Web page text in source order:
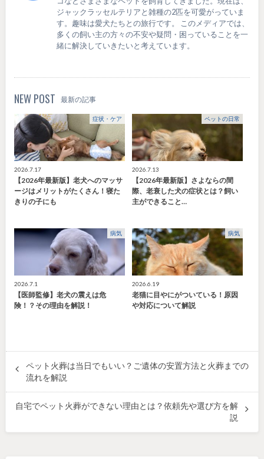
ジャックラッセルテリアと雑種の2匹を可愛がっていま
す。趣味は愛犬たちとの旅行です。 このメディアでは、
多くの飼い主の方々の不安や疑問・困っていることを一
緒に解決していきたいと考えています。
NEW POST 最新の記事
症状・ケア
2026.7.17
【2026年最新版】老犬へのマッサ
ージはメリットがたくさん！寝た
きりの子にも
ペットの日常
2026.7.13
【2026年最新版】さよならの間
際、老衰した犬の症状とは？飼い
主ができること…
病気
2026.7.1
【医師監修】老犬の震えは危
険！？その理由を解説！
病気
2026.6.19
老猫に目やにがついている！原因
や対応について解説
ペット火葬は当日でもいい？ご遺体の安置方法と火葬までの
流れを解説
自宅でペット火葬ができない理由とは？依頼先や選び方を解
説